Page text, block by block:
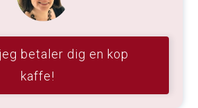
betaler dig en kop
kaffe!